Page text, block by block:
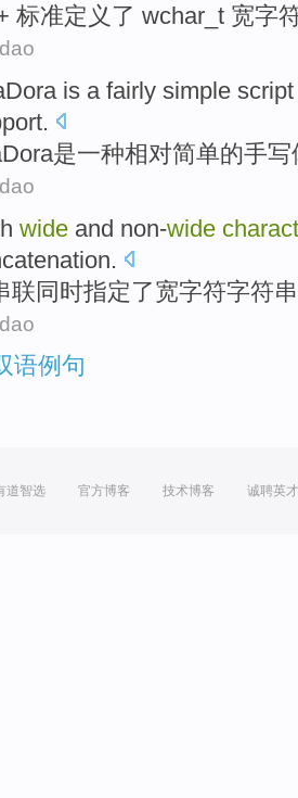
标准定义 了 wchar_t 宽字
is a fairly simple
.
是一种相对简单的手写
wide and non-wide
.
联同时指定了宽字符字符串
语例句
道智选 官方博客 技术博客 诚聘英才